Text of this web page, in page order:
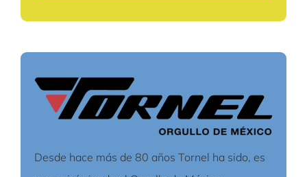
Desde hace más de 80 años Tornel ha sido, es